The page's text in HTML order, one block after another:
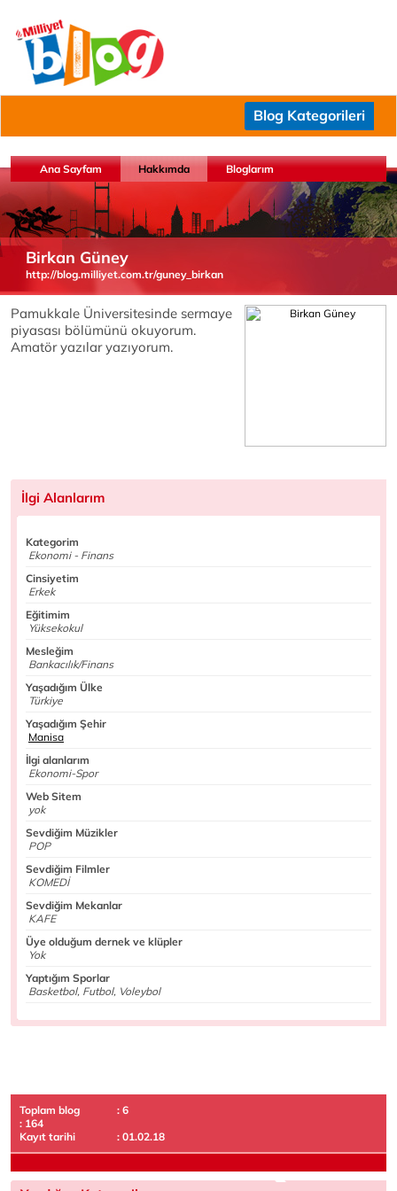
Blog Kategorileri
Ana Sayfam Hakkımda Bloglarım
Birkan Güney
http://blog.milliyet.com.tr/guney_birkan
Pamukkale Üniversitesinde sermaye
piyasası bölümünü okuyorum.
Amatör yazılar yazıyorum.
İlgi Alanlarım
Kategorim
Ekonomi - Finans
Cinsiyetim
Erkek
Eğitimim
Yüksekokul
Mesleğim
Bankacılık/Finans
Yaşadığım Ülke
Türkiye
Yaşadığım Şehir
Manisa
İlgi alanlarım
Ekonomi-Spor
Web Sitem
yok
Sevdiğim Müzikler
POP
Sevdiğim Filmler
KOMEDİ
Sevdiğim Mekanlar
KAFE
Üye olduğum dernek ve klüpler
Yok
Yaptığım Sporlar
Basketbol, Futbol, Voleybol
Toplam blog
: 6
: 164
Kayıt tarihi
: 01.02.18